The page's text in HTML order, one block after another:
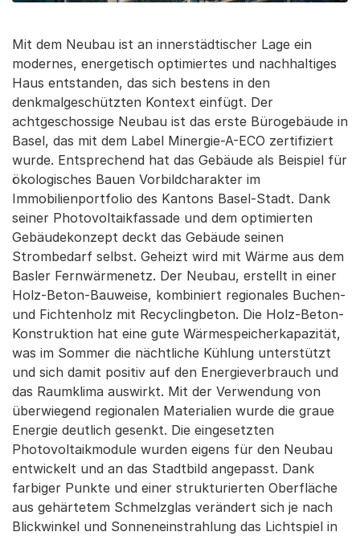
Mit dem Neubau ist an innerstädtischer Lage ein
modernes, energetisch optimiertes und nachhaltiges
Haus entstanden, das sich bestens in den
denkmalgeschützten Kontext einfügt. Der
achtgeschossige Neubau ist das erste Bürogebäude in
Basel, das mit dem Label Minergie-A-ECO zertifiziert
wurde. Entsprechend hat das Gebäude als Beispiel für
ökologisches Bauen Vorbildcharakter im
Immobilienportfolio des Kantons Basel-Stadt. Dank
seiner Photovoltaikfassade und dem optimierten
Gebäudekonzept deckt das Gebäude seinen
Strombedarf selbst. Geheizt wird mit Wärme aus dem
Basler Fernwärmenetz. Der Neubau, erstellt in einer
Holz-Beton-Bauweise, kombiniert regionales Buchen-
und Fichtenholz mit Recyclingbeton. Die Holz-Beton-
Konstruktion hat eine gute Wärmespeicherkapazität,
was im Sommer die nächtliche Kühlung unterstützt
und sich damit positiv auf den Energieverbrauch und
das Raumklima auswirkt. Mit der Verwendung von
überwiegend regionalen Materialien wurde die graue
Energie deutlich gesenkt. Die eingesetzten
Photovoltaikmodule wurden eigens für den Neubau
entwickelt und an das Stadtbild angepasst. Dank
farbiger Punkte und einer strukturierten Oberfläche
aus gehärtetem Schmelzglas verändert sich je nach
Blickwinkel und Sonneneinstrahlung das Lichtspiel in